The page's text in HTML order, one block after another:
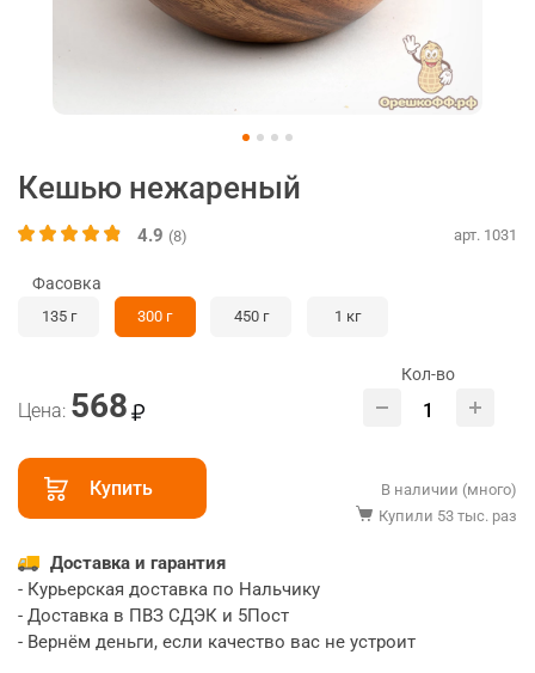
Кешью нежареный
4.9 (8) арт. 1031
Фасовка
135 г 300 г 450 г 1 кг
Цена: 568
Кол-во
Купить
В наличии (много)
Купили 53 тыс. раз
Доставка и гарантия
- Курьерская доставка по Нальчику
- Доставка в ПВЗ СДЭК и 5Пост
- Вернём деньги, если качество вас не устроит